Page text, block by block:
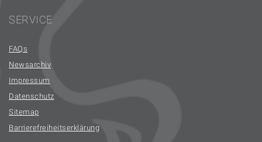
SERVICE
FAQs
Newsarchiv
Impressum
Datenschutz
Sitemap
Barrierefreiheitserklärung